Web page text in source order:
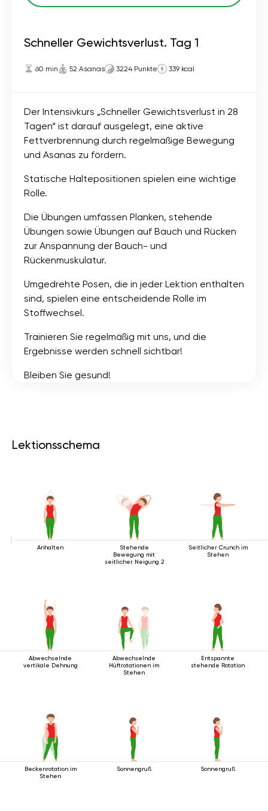
Schneller Gewichtsverlust. Tag 1
60 min 52 Asanas 3224 Punkte 339 kcal
Der Intensivkurs „Schneller Gewichtsverlust in 28
Tagen“ ist darauf ausgelegt, eine aktive
Fettverbrennung durch regelmäßige Bewegung
und Asanas zu fördern.
Statische Haltepositionen spielen eine wichtige
Rolle.
Die Übungen umfassen Planken, stehende
Übungen sowie Übungen auf Bauch und Rücken
zur Anspannung der Bauch- und
Rückenmuskulatur.
Umgedrehte Posen, die in jeder Lektion enthalten
sind, spielen eine entscheidende Rolle im
Stoffwechsel.
Trainieren Sie regelmäßig mit uns, und die
Ergebnisse werden schnell sichtbar!
Bleiben Sie gesund!
Lektionsschema
Anhalten
Stehende
Bewegung mit
seitlicher Neigung 2
Seitlicher Crunch im
Stehen
Abwechselnde
vertikale Dehnung
Abwechselnde
Hüftrotationen im
Stehen
Entspannte
stehende Rotation
Beckenrotation im
Stehen
Sonnengruß Sonnengruß